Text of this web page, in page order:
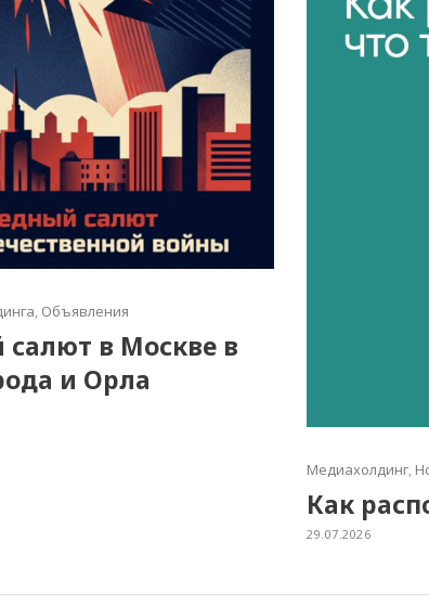
, Объявления
салют в Москве в
и Орла
Медиахолдинг,
Как
29.07.2026